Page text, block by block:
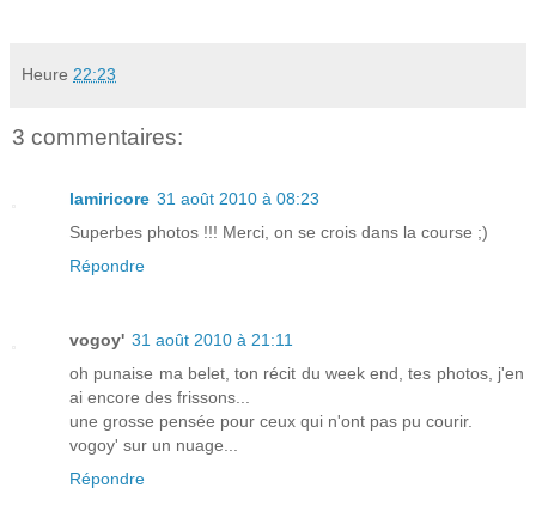
Heure 22:23
3 commentaires:
lamiricore 31 août 2010 à 08:23
Superbes photos !!! Merci, on se crois dans la course ;)
Répondre
vogoy' 31 août 2010 à 21:11
oh punaise ma belet, ton récit du week end, tes photos, j'en
ai encore des frissons...
une grosse pensée pour ceux qui n'ont pas pu courir.
vogoy' sur un nuage...
Répondre